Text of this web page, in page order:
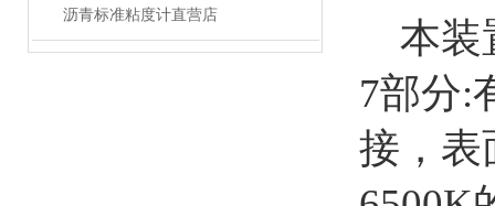
沥青标准粘度计直营店
本装
7部分:
接，表